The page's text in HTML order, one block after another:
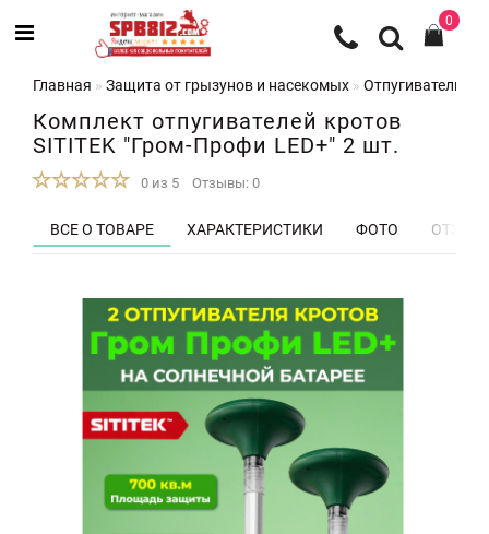
0
Главная Защита от грызунов и насекомых Отпугиватели
Комплект отпугивателей кротов
SITITEK "Гром-Профи LED+" 2 шт.
0 из 5 Отзывы: 0
ВСЕ О ТОВАРЕ ХАРАКТЕРИСТИКИ ФОТО